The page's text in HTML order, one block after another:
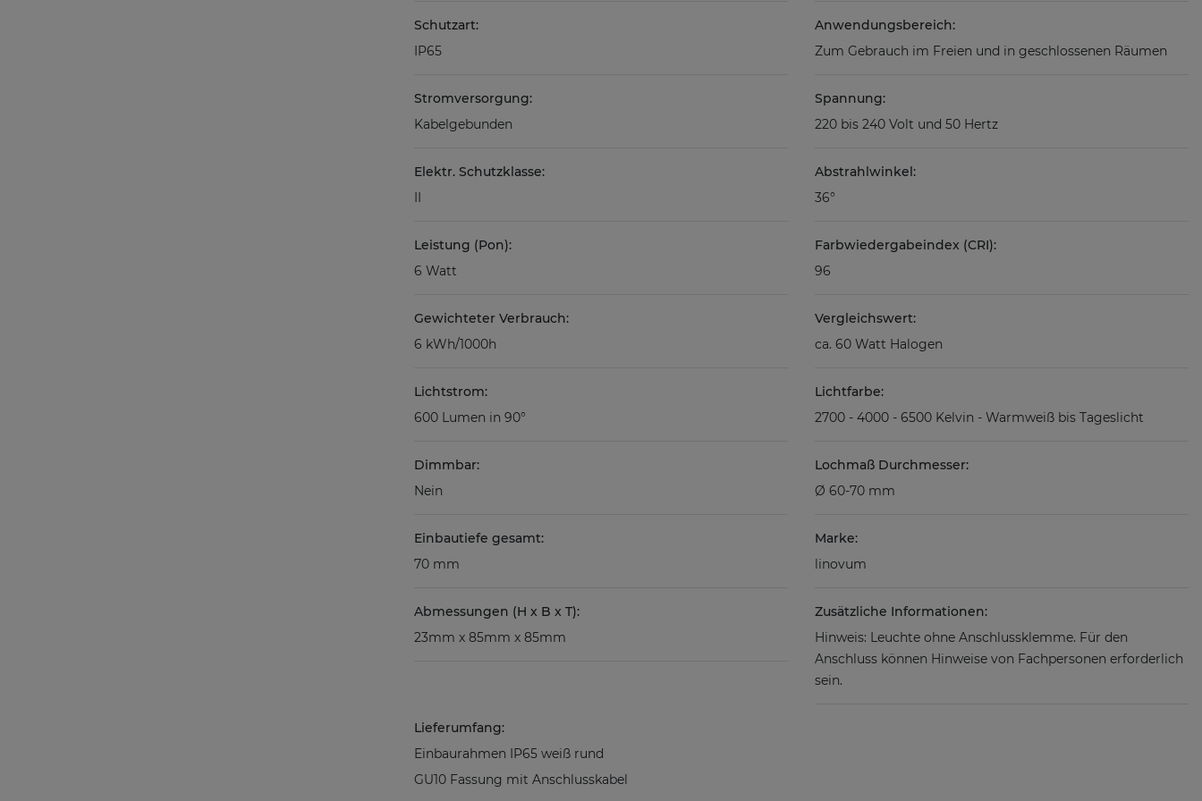
Schutzart:
IP65
Anwendungsbereich:
Zum Gebrauch im Freien und in geschlossenen Räumen
Stromversorgung:
Kabelgebunden
Spannung:
220 bis 240 Volt und 50 Hertz
Elektr. Schutzklasse:
Abstrahlwinkel:
36°
Leistung (Pon):
6 Watt
Farbwiedergabeindex (CRI):
96
Gewichteter Verbrauch:
6 kWh/1000h
Vergleichswert:
ca. 60 Watt Halogen
Lichtstrom:
600 Lumen in 90°
Lichtfarbe:
2700 - 4000 - 6500 Kelvin - Warmweiß bis Tageslicht
Dimmbar:
Nein
Lochmaß Durchmesser:
Ø 60-70 mm
Einbautiefe gesamt:
70 mm
Marke:
linovum
Abmessungen (H x B x T):
23mm x 85mm x 85mm
Zusätzliche Informationen:
Hinweis: Leuchte ohne Anschlussklemme. Für den
Anschluss können Hinweise von Fachpersonen erforderlich
sein.
Lieferumfang:
Einbaurahmen IP65 weiß rund
GU10 Fassung mit Anschlusskabel